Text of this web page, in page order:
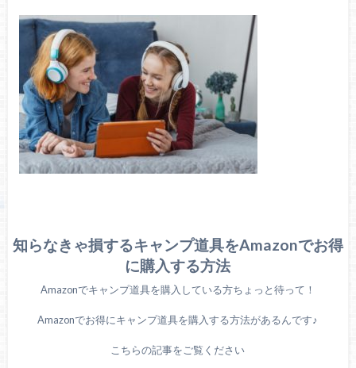
知らなきゃ損するキャンプ道具をAmazonでお得
に購入する方法
Amazonでキャンプ道具を購入している方ちょっと待って！
Amazonでお得にキャンプ道具を購入する方法があるんです♪
こちらの記事をご覧ください